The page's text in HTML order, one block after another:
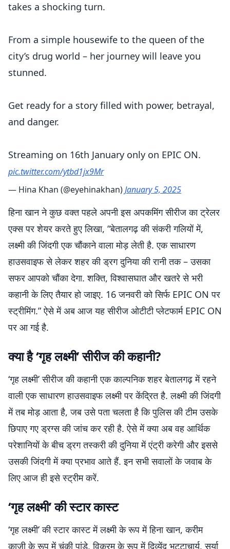
takes a shocking turn.
From a simple housewife to the queen of the
city’s drug world – her journey will leave you
stunned.
Get ready for a story filled with power, betrayal,
and danger.
Streaming on 16th January only on EPIC ON.
pic.twitter.com/ytbd1jx9Mr
— Hina Khan (@eyehinakhan)January 5, 2025
हिना खान ने कुछ वक्त पहले अपनी इस अपकमिंग सीरीज का ट्रेलर
एक्स पर शेयर करते हुए लिखा, “बेतालगढ़ की संकरी गलियों में,
लक्ष्मी की जिंदगी एक चौंकाने वाला मोड़ लेती है. एक साधारण
हाउसवाइफ से लेकर शहर की ड्रग दुनिया की रानी तक – उसका
सफर आपको चौंका देगा. शक्ति, विश्वासघात और खतरे से भरी
कहानी के लिए तैयार हो जाइए. 16 जनवरी को सिर्फ EPIC ON पर
स्ट्रीमिंग.” ऐसे में अब आज यह सीरीज ओटीटी प्लेटफार्म EPIC ON
पर आ गई है.
क्या है ‘गृह लक्ष्मी’ सीरीज की कहानी?
‘गृह लक्ष्मी’ सीरीज की कहानी एक काल्पनिक शहर बेतालगढ़ में रहने
वाली एक साधारण हाउसवाइफ लक्ष्मी पर केंद्रित है. लक्ष्मी की जिंदगी
में तब मोड़ आता है, जब उसे पता चलता है कि पुलिस की टीम उसके
छिपाए गए ड्रग्स की जांच कर रही है. ऐसे में क्या अब वह आर्थिक
परेशानियों के बीच ड्रग तस्करी की दुनिया में एंट्री करेगी और इससे
उसकी जिंदगी में क्या प्रभाव आते हैं. इन सभी सवालों के जवाब के
लिए आज ही इसे स्ट्रीम करें.
‘गृह लक्ष्मी’ की स्टार कास्ट
‘गृह लक्ष्मी’ की स्टार कास्ट में लक्ष्मी के रूप में हिना खान, करीम
काजी के रूप में चंकी पांडे, विक्रम के रूप में दिव्येंदु भट्टाचार्य, सूर्या